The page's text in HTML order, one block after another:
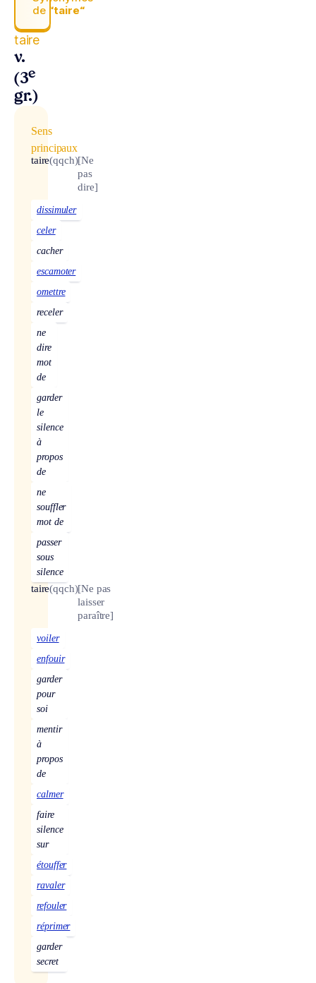
de “taire“
taire
v.
(3e
gr.)
Sens
principaux
taire(qqch)[Ne
pas
dire]
dissimuler
celer
cacher
escamoter
omettre
receler
ne
dire
mot
de
garder
le
silence
à
propos
de
ne
souffler
mot de
passer
sous
silence
taire(qqch)[Ne pas
laisser
paraître]
voiler
enfouir
garder
pour
soi
mentir
à
propos
de
calmer
faire
silence
sur
étouffer
ravaler
refouler
réprimer
garder
secret